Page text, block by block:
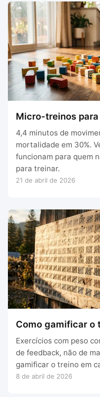
Micro-treinos
4,4 minutos de
mortalidade em 30%.
funcionam para quem
para treinar.
21 de abril de 2026
Como gamificar o
Exercícios com peso
de feedback, não de
gamificar o treino em
8 de abril de 2026